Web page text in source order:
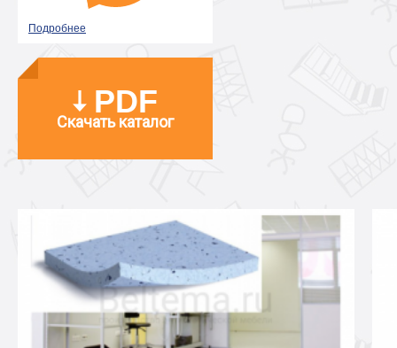
Подробнее
PDF
Скачать каталог